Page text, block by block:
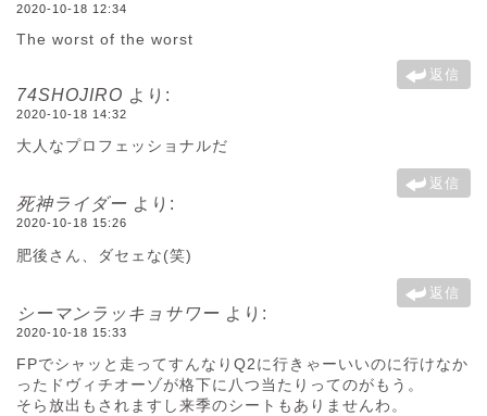
2020-10-18 12:34
The worst of the worst
返信
74SHOJIRO より:
2020-10-18 14:32
大人なプロフェッショナルだ
返信
死神ライダー より:
2020-10-18 15:26
肥後さん、ダセェな(笑)
返信
シーマンラッキョサワー より:
2020-10-18 15:33
FPでシャッと走ってすんなりQ2に行きゃーいいのに行けなか
ったドヴィチオーゾが格下に八つ当たりってのがもう。
そら放出もされますし来季のシートもありませんわ。